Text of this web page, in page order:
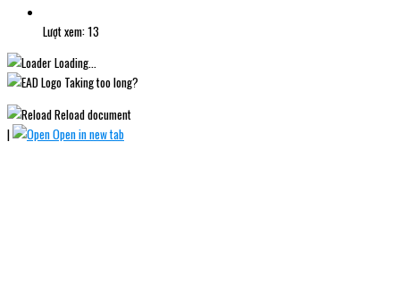
Lượt xem: 13
Loading...
Taking too long?
Reload document
|
Open in new tab